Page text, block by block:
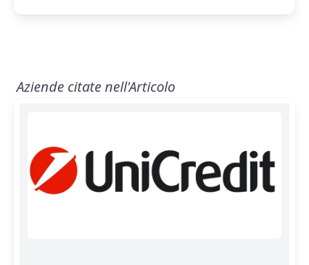
Aziende citate nell'Articolo